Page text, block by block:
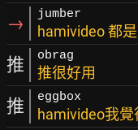
→ jumber
hamivideo 都
推 obrag
推很好用
推 eggbox
hamivideo我